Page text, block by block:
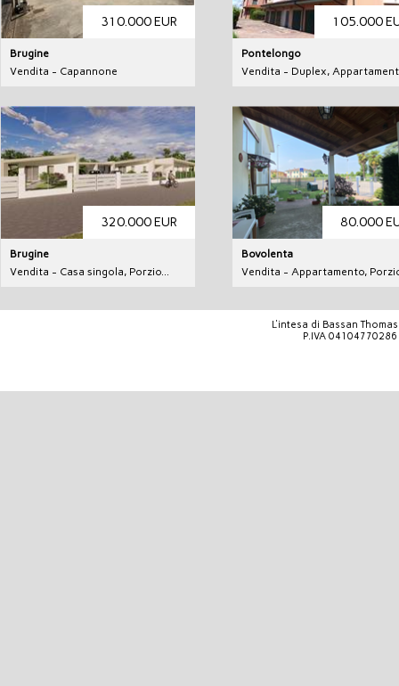
310.000 EUR
Brugine
Vendita - Capannone
105.000
Pontelongo
Vendita - Duplex,
320.000 EUR
Brugine
Vendita - Casa singola, Porzio...
80.000
Bovolenta
Vendita - Appartamento,
L'intesa di Bassan
P.IVA